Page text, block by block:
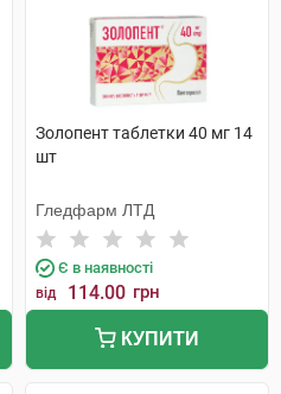
Золопент таблетки 40 мг 14
шт
Гледфарм ЛТД
Є в наявності
від 114.00 грн
КУПИТИ